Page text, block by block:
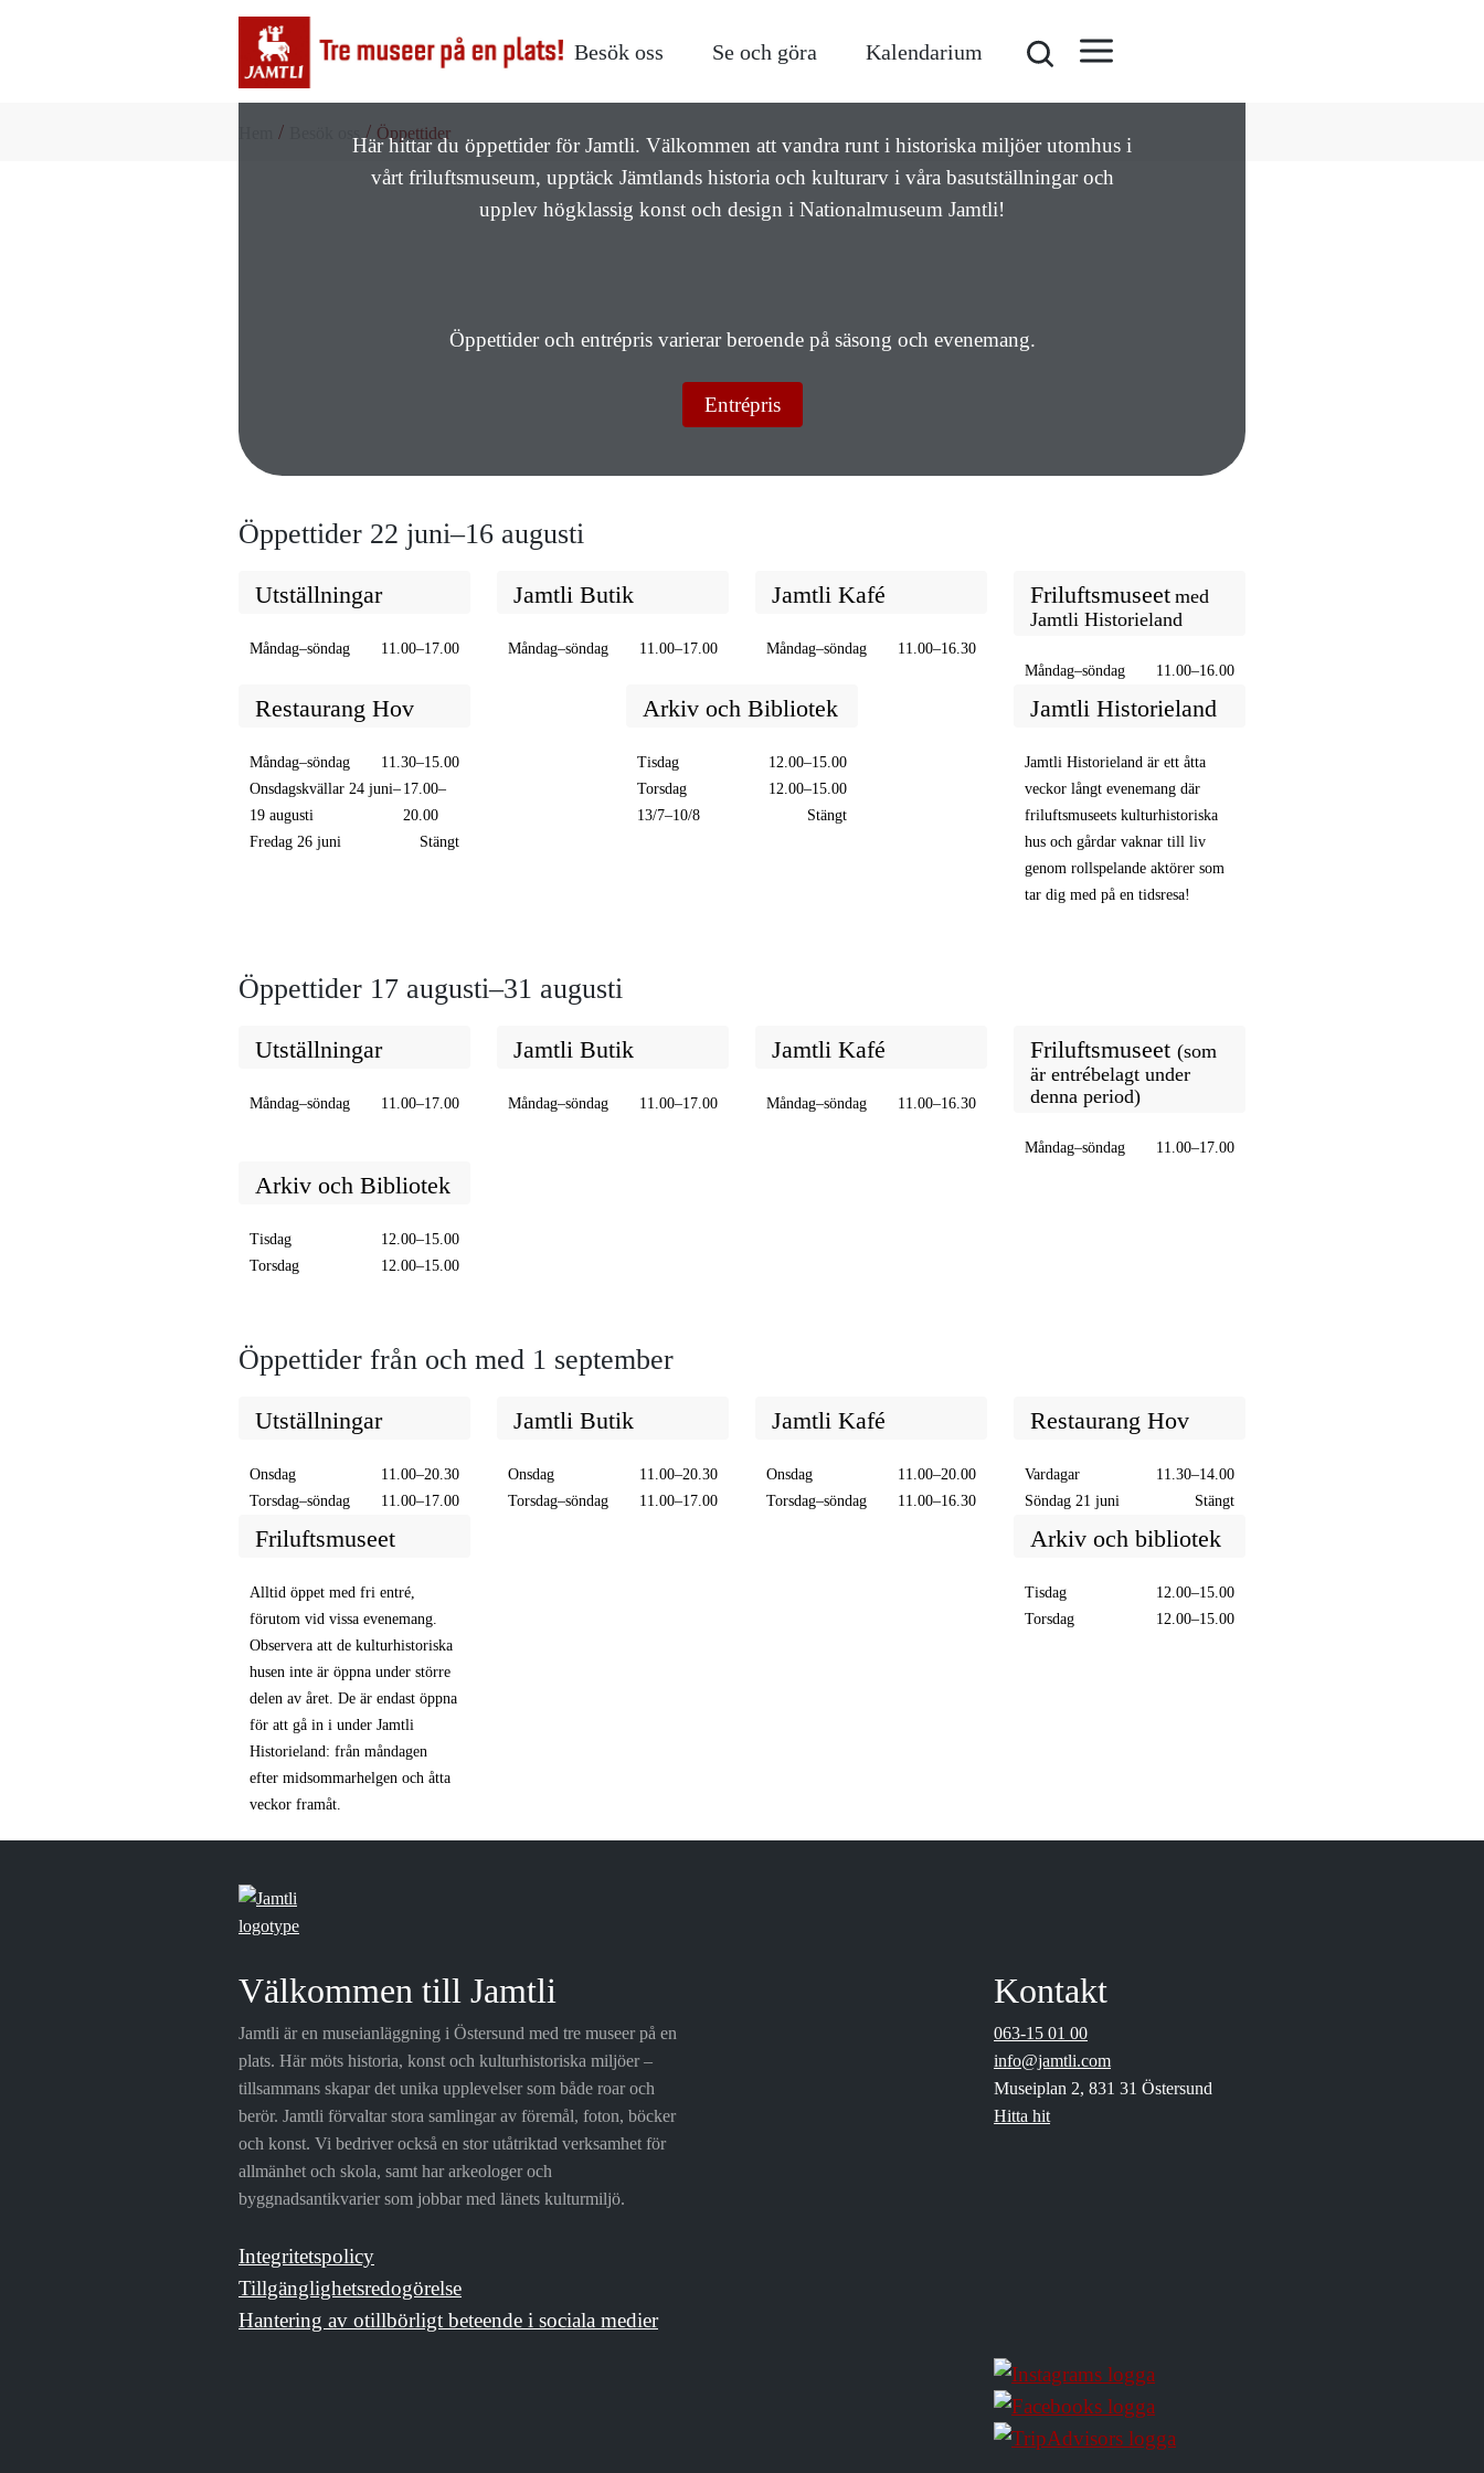
Besök oss Se och göra Kalendarium
/ / Öppettider
Här hittar du öppettider för Jamtli. Välkommen att vandra runt i historiska miljöer utomhus i
vårt friluftsmuseum, upptäck Jämtlands historia och kulturarv i våra basutställningar och
upplev högklassig konst och design i Nationalmuseum Jamtli!
Öppettider och entrépris varierar beroende på säsong och evenemang.
Entrépris
Öppettider 22 juni–16 augusti
Utställningar
Måndag–söndag 11.00–17.00
Jamtli Butik
Måndag–söndag 11.00–17.00
Jamtli Kafé
Måndag–söndag 11.00–16.30
Friluftsmuseet med
Jamtli Historieland
Måndag–söndag 11.00–16.00
Restaurang Hov
Måndag–söndag
11.30–15.00
Onsdagskvällar 24 juni–
19 augusti
17.00–
20.00
Fredag 26 juni
Stängt
Arkiv och Bibliotek
Tisdag
12.00–15.00
Torsdag
12.00–15.00
13/7–10/8
Stängt
Jamtli Historieland
Jamtli Historieland är ett åtta
veckor långt evenemang där
friluftsmuseets kulturhistoriska
hus och gårdar vaknar till liv
genom rollspelande aktörer som
tar dig med på en tidsresa!
Öppettider 17 augusti–31 augusti
Utställningar
Måndag–söndag 11.00–17.00
Jamtli Butik
Måndag–söndag 11.00–17.00
Jamtli Kafé
Måndag–söndag 11.00–16.30
Friluftsmuseet(som
är entrébelagt under
denna period)
Måndag–söndag 11.00–17.00
Arkiv och Bibliotek
Tisdag
12.00–15.00
Torsdag
12.00–15.00
Öppettider från och med 1 september
Utställningar
Onsdag
11.00–20.30
Torsdag–söndag
11.00–17.00
Jamtli Butik
Onsdag
11.00–20.30
Torsdag–söndag
11.00–17.00
Jamtli Kafé
Onsdag
11.00–20.00
Torsdag–söndag
11.00–16.30
Restaurang Hov
Vardagar
11.30–14.00
Söndag 21 juni
Stängt
Friluftsmuseet
Alltid öppet med fri entré,
förutom vid vissa evenemang.
Observera att de kulturhistoriska
husen inte är öppna under större
delen av året. De är endast öppna
för att gå in i under Jamtli
Historieland: från måndagen
efter midsommarhelgen och åtta
veckor framåt.
Arkiv och bibliotek
Tisdag
12.00–15.00
Torsdag
12.00–15.00
Välkommen till Jamtli
Jamtli är en museianläggning i Östersund med tre museer på en
plats. Här möts historia, konst och kulturhistoriska miljöer –
tillsammans skapar det unika upplevelser som både roar och
berör. Jamtli förvaltar stora samlingar av föremål, foton, böcker
och konst. Vi bedriver också en stor utåtriktad verksamhet för
allmänhet och skola, samt har arkeologer och
byggnadsantikvarier som jobbar med länets kulturmiljö.
Integritetspolicy
Tillgänglighetsredogörelse
Hantering av otillbörligt beteende i sociala medier
Kontakt
063-15 01 00
info@jamtli.com
Museiplan 2, 831 31 Östersund
Hitta hit